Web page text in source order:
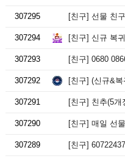
307295 [친구] 선물 친
307294 [친구] 신규 복
307293 [친구] 0680
307292 [친구] (신규&
307291 [친구] 친추(5
307290 [친구] 매일 선
307289 [친구]